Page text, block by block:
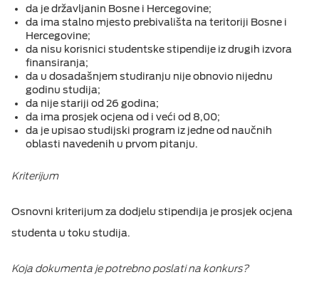
da je državljanin Bosne i Hercegovine;
da ima stalno mjesto prebivališta na teritoriji Bosne i
Hercegovine;
da nisu korisnici studentske stipendije iz drugih izvora
finansiranja;
da u dosadašnjem studiranju nije obnovio nijednu
godinu studija;
da nije stariji od 26 godina;
da ima prosjek ocjena od i veći od 8,00;
da je upisao studijski program iz jedne od naučnih
oblasti navedenih u prvom pitanju.
Kriterijum
Osnovni kriterijum za dodjelu stipendija je prosjek ocjena
studenta u toku studija.
Koja dokumenta je potrebno poslati na konkurs?